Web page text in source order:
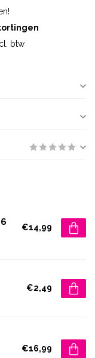
btw
€14,99
€2,49
€16,99